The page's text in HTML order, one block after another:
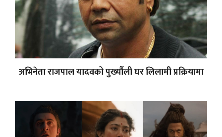
अभिनेता राजपाल यादवको पुर्ख्यौली घर लिलामी प्रक्रियामा